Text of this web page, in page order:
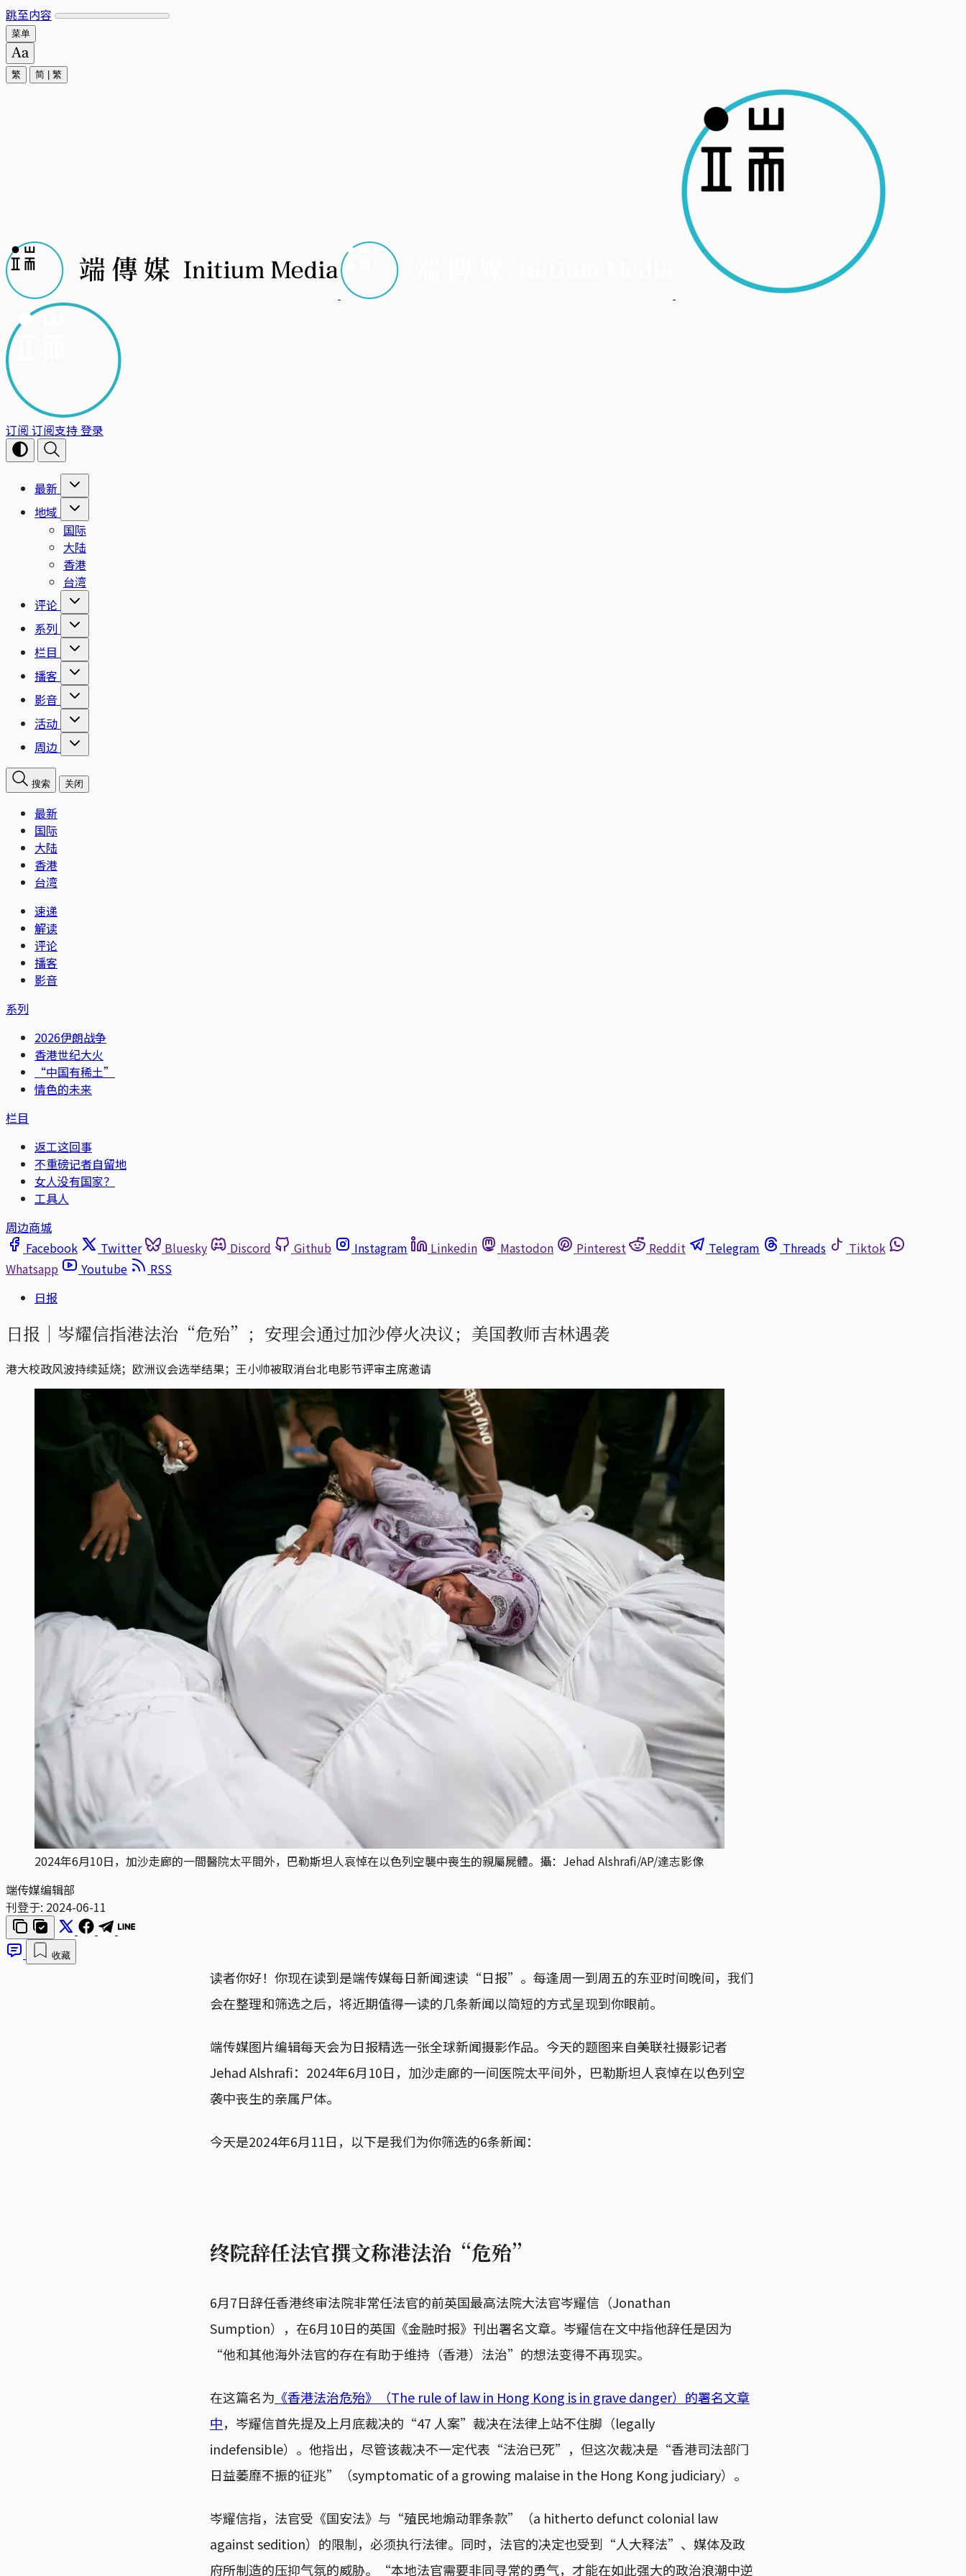
跳至内容
菜单
繁 简 繁
订阅 订阅支持登录
最新
地域
国际
大陆
香港
台湾
评论
系列
栏目
播客
影音
活动
周边
搜索 关闭
最新
国际
大陆
香港
台湾
速递
解读
评论
播客
影音
系列
2026伊朗战争
香港世纪大火
“中国有稀土”
情色的未来
栏目
返工这回事
不重磅记者自留地
女人没有国家？
工具人
周边商城
Facebook
Twitter Bluesky Discord Github Instagram Linkedin Mastodon Pinterest Reddit Telegram Threads
Tiktok
Whatsapp
Youtube
RSS
日报
日报｜岑耀信指港法治“危殆”；安理会通过加沙停火决议；美国教师吉林遇袭
港大校政风波持续延烧；欧洲议会选举结果；王小帅被取消台北电影节评审主席邀请
2024年6月10日，加沙走廊的一間醫院太平間外，巴勒斯坦人哀悼在以色列空襲中喪生的親屬屍體。攝：Jehad Alshrafi/AP/達志影像
端传媒编辑部
刊登于: 2024-06-11
收藏
读者你好！你现在读到是端传媒每日新闻速读“日报”。每逢周一到周五的东亚时间晚间，我们
会在整理和筛选之后，将近期值得一读的几条新闻以简短的方式呈现到你眼前。
端传媒图片编辑每天会为日报精选一张全球新闻摄影作品。今天的题图来自美联社摄影记者
Jehad Alshrafi：2024年6月10日，加沙走廊的一间医院太平间外，巴勒斯坦人哀悼在以色列空
袭中丧生的亲属尸体。
今天是2024年6月11日，以下是我们为你筛选的6条新闻：
终院辞任法官撰文称港法治“危殆”
6月7日辞任香港终审法院非常任法官的前英国最高法院大法官岑耀信（Jonathan
Sumption），在6月10日的英国《金融时报》刊出署名文章。岑耀信在文中指他辞任是因为
“他和其他海外法官的存在有助于维持（香港）法治”的想法变得不再现实。
在这篇名为 《香港法治危殆》（The rule of law in Hong Kong is in grave danger）的署名文章
中，岑耀信首先提及上月底裁决的“47 人案”裁决在法律上站不住脚（legally
indefensible）。他指出，尽管该裁决不一定代表“法治已死”，但这次裁决是“香港司法部门
日益萎靡不振的征兆”（symptomatic of a growing malaise in the Hong Kong judiciary）。
岑耀信指，法官受《国安法》与“殖民地煽动罪条款”（a hitherto defunct colonial law
against sedition）的限制，必须执行法律。同时，法官的决定也受到“人大释法”、媒体及政
府所制造的压抑气氛的威胁。“本地法官需要非同寻常的勇气，才能在如此强大的政治浪潮中逆